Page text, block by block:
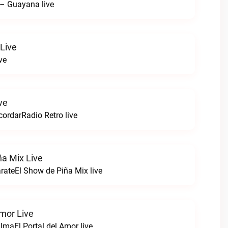
Guayana live
Retro live
Mix Live
Show de Piña Mix live
Live